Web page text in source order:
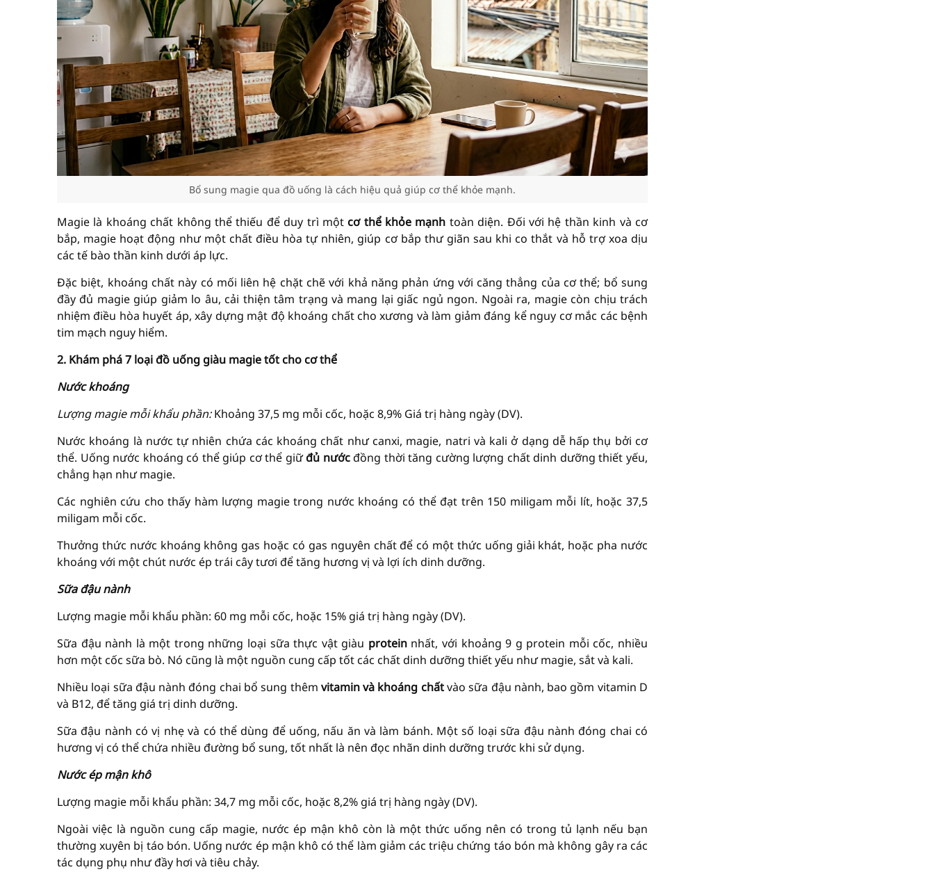
Bổ sung magie qua đồ uống là cách hiệu quả giúp cơ thể khỏe mạnh.
Magie là khoáng chất không thể thiếu để duy trì mộtcơ thể khỏe mạnh toàn diện. Đối với hệ thần kinh và cơ
bắp, magie hoạt động như một chất điều hòa tự nhiên, giúp cơ bắp thư giãn sau khi co thắt và hỗ trợ xoa dịu
các tế bào thần kinh dưới áp lực.
Đặc biệt, khoáng chất này có mối liên hệ chặt chẽ với khả năng phản ứng với căng thẳng của cơ thể; bổ sung
đầy đủ magie giúp giảm lo âu, cải thiện tâm trạng và mang lại giấc ngủ ngon. Ngoài ra, magie còn chịu trách
nhiệm điều hòa huyết áp, xây dựng mật độ khoáng chất cho xương và làm giảm đáng kể nguy cơ mắc các bệnh
tim mạch nguy hiểm.
2. Khám phá 7 loại đồ uống giàu magie tốt cho cơ thể
Nước khoáng
Lượng magie mỗi khẩu phần:Khoảng 37,5 mg mỗi cốc, hoặc 8,9% Giá trị hàng ngày (DV).
Nước khoáng là nước tự nhiên chứa các khoáng chất như canxi, magie, natri và kali ở dạng dễ hấp thụ bởi cơ
thể. Uống nước khoáng có thể giúp cơ thể giữđủ nướcđồng thời tăng cường lượng chất dinh dưỡng thiết yếu,
chẳng hạn như magie.
Các nghiên cứu cho thấy hàm lượng magie trong nước khoáng có thể đạt trên 150 miligam mỗi lít, hoặc 37,5
miligam mỗi cốc.
Thưởng thức nước khoáng không gas hoặc có gas nguyên chất để có một thức uống giải khát, hoặc pha nước
khoáng với một chút nước ép trái cây tươi để tăng hương vị và lợi ích dinh dưỡng.
Sữa đậu nành
Lượng magie mỗi khẩu phần: 60 mg mỗi cốc, hoặc 15% giá trị hàng ngày (DV).
Sữa đậu nành là một trong những loại sữa thực vật giàu protein nhất, với khoảng 9 g protein mỗi cốc, nhiều
hơn một cốc sữa bò. Nó cũng là một nguồn cung cấp tốt các chất dinh dưỡng thiết yếu như magie, sắt và kali.
Nhiều loại sữa đậu nành đóng chai bổ sung thêm vitamin và khoáng chấtvào sữa đậu nành, bao gồm vitamin D
và B12, để tăng giá trị dinh dưỡng.
Sữa đậu nành có vị nhẹ và có thể dùng để uống, nấu ăn và làm bánh. Một số loại sữa đậu nành đóng chai có
hương vị có thể chứa nhiều đường bổ sung, tốt nhất là nên đọc nhãn dinh dưỡng trước khi sử dụng.
Nước ép mận khô
Lượng magie mỗi khẩu phần: 34,7 mg mỗi cốc, hoặc 8,2% giá trị hàng ngày (DV).
Ngoài việc là nguồn cung cấp magie, nước ép mận khô còn là một thức uống nên có trong tủ lạnh nếu bạn
thường xuyên bị táo bón. Uống nước ép mận khô có thể làm giảm các triệu chứng táo bón mà không gây ra các
tác dụng phụ như đầy hơi và tiêu chảy.